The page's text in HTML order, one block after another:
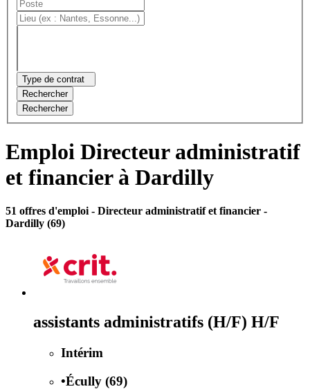
Type de contrat
Rechercher
Rechercher
Emploi Directeur administratif
et financier à Dardilly
51 offres d'emploi - Directeur administratif et financier -
Dardilly (69)
assistants administratifs (H/F) H/F
Intérim
•Écully (69)